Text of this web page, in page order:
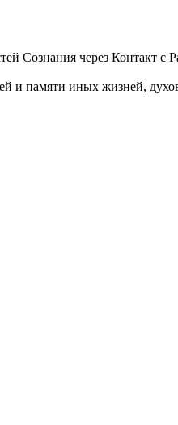
Сознания через Контакт с
памяти иных жизней,